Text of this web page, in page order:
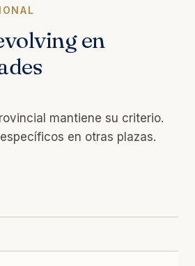
en
mantiene su criterio.
en otras plazas.